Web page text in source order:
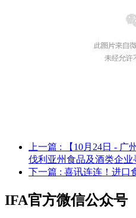
上一篇 : 【10月24日 - 广
伐利亚州食品及酒类企
下一篇 : 喜讯连连！进口
IFA官方微信公众号